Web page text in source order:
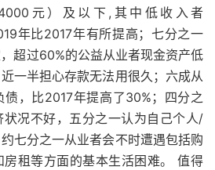
元）及以下,其中低收入者
年比2017年有所提高；七分之一
超过60%的公益从业者现金资产低
一半担心存款无法用很久；六成从
债，比2017年提高了30%；四分之
况不好，五分之一认为自己个人/
七分之一从业者会不时遭遇包括购
租等方面的基本生活困难。 值得